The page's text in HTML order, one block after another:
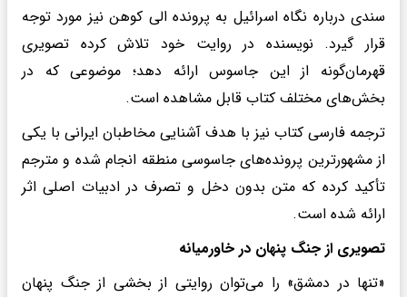
سندی درباره نگاه اسرائیل به پرونده الی کوهن نیز مورد توجه
قرار گیرد. نویسنده در روایت خود تلاش کرده تصویری
قهرمان‌گونه از این جاسوس ارائه دهد؛ موضوعی که در
بخش‌های مختلف کتاب قابل مشاهده است.
ترجمه فارسی کتاب نیز با هدف آشنایی مخاطبان ایرانی با یکی
از مشهورترین پرونده‌های جاسوسی منطقه انجام شده و مترجم
تأکید کرده که متن بدون دخل و تصرف در ادبیات اصلی اثر
ارائه شده است.
تصویری از جنگ پنهان در خاورمیانه
«تنها در دمشق» را می‌توان روایتی از بخشی از جنگ پنهان